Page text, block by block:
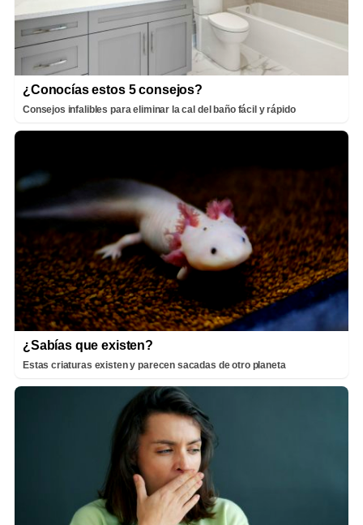
¿Conocías estos 5 consejos?
Consejos infalibles para eliminar la cal del baño fácil y rápido
¿Sabías que existen?
Estas criaturas existen y parecen sacadas de otro planeta